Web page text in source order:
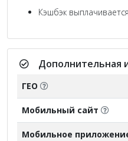
Кэшбэк
Дополнительная
ГЕО
Мобильный сайт
Мобильное